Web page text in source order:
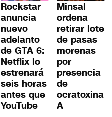
Rockstar
anuncia
nuevo
adelanto
de GTA 6:
Netflix lo
estrenará
seis horas
antes que
YouTube
Minsal
ordena
retirar lote
de pasas
morenas
por
presencia
de
ocratoxina
A